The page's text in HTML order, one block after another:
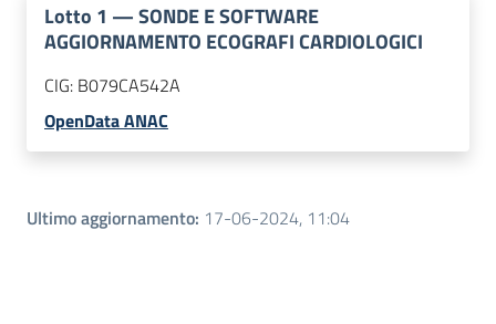
Lotto 1 —SONDE E SOFTWARE
AGGIORNAMENTO ECOGRAFI CARDIOLOGICI
CIG: B079CA542A
OpenData ANAC
Ultimo aggiornamento: 17-06-2024, 11:04